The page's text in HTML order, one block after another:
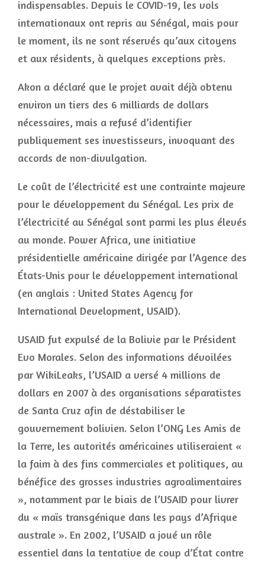
indispensables. Depuis le COVID-19, les vols
internationaux ont repris au Sénégal, mais pour
le moment, ils ne sont réservés qu’aux citoyens
et aux résidents, à quelques exceptions près.
Akon a déclaré que le projet avait déjà obtenu
environ un tiers des 6 milliards de dollars
nécessaires, mais a refusé d’identifier
publiquement ses investisseurs, invoquant des
accords de non-divulgation.
Le coût de l’électricité est une contrainte majeure
pour le développement du Sénégal. Les prix de
l’électricité au Sénégal sont parmi les plus élevés
au monde. Power Africa, une initiative
présidentielle américaine dirigée par l’Agence des
États-Unis pour le développement international
(en anglais : United States Agency for
International Development, USAID).
USAID fut expulsé de la Bolivie par le Président
Evo Morales. Selon des informations dévoilées
par WikiLeaks, l’USAID a versé 4 millions de
dollars en 2007 à des organisations séparatistes
de Santa Cruz afin de déstabiliser le
gouvernement bolivien. Selon l’ONG Les Amis de
la Terre, les autorités américaines utiliseraient «
la faim à des fins commerciales et politiques, au
bénéfice des grosses industries agroalimentaires
», notamment par le biais de l’USAID pour livrer
du « maïs transgénique dans les pays d’Afrique
australe ». En 2002, l’USAID a joué un rôle
essentiel dans la tentative de coup d’État contre